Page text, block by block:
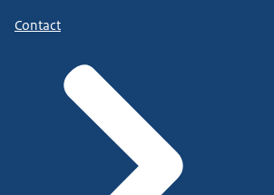
Contact